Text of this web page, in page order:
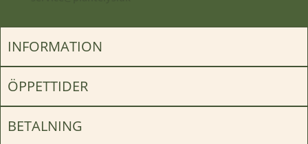
INFORMATION
ÖPPETTIDER
BETALNING